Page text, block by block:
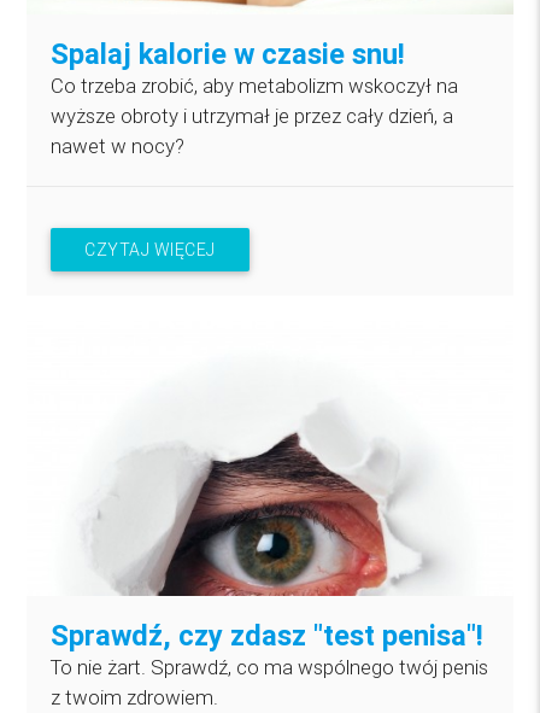
Spalaj kalorie w czasie snu!
Co trzeba zrobić, aby metabolizm wskoczył na
wyższe obroty i utrzymał je przez cały dzień, a
nawet w nocy?
CZYTAJ WIĘCEJ
Sprawdź, czy zdasz "test penisa"!
To nie żart. Sprawdź, co ma wspólnego twój penis
z twoim zdrowiem.